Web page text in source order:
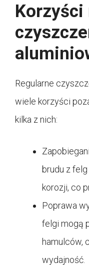
Korzyści
Regularne
wiele korzyści
kilka z nich:
brudu z
korozji, co
Poprawa
felgi mogą
hamulców,
wydajność.